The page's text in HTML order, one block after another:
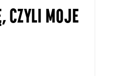
CZYLI MOJE